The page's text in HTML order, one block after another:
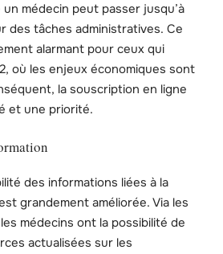
médecin peut passer jusqu’à
des tâches administratives. Ce
alarmant pour ceux qui
où les enjeux économiques sont
la souscription en ligne
et une priorité.
des informations liées à la
grandement améliorée. Via les
médecins ont la possibilité de
actualisées sur les